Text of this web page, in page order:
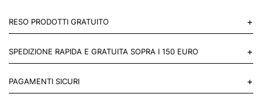
RESO PRODOTTI GRATUITO +
Mettiti in contatto con noi
SPEDIZIONE RAPIDA E GRATUITA SOPRA I 150 EURO +
del mondo.
PAGAMENTI SICURI +